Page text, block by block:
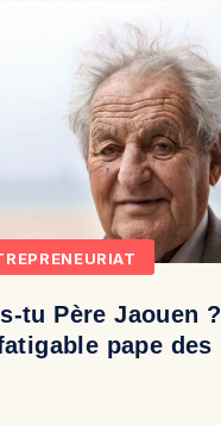
tu Père Jaouen ?
pape des